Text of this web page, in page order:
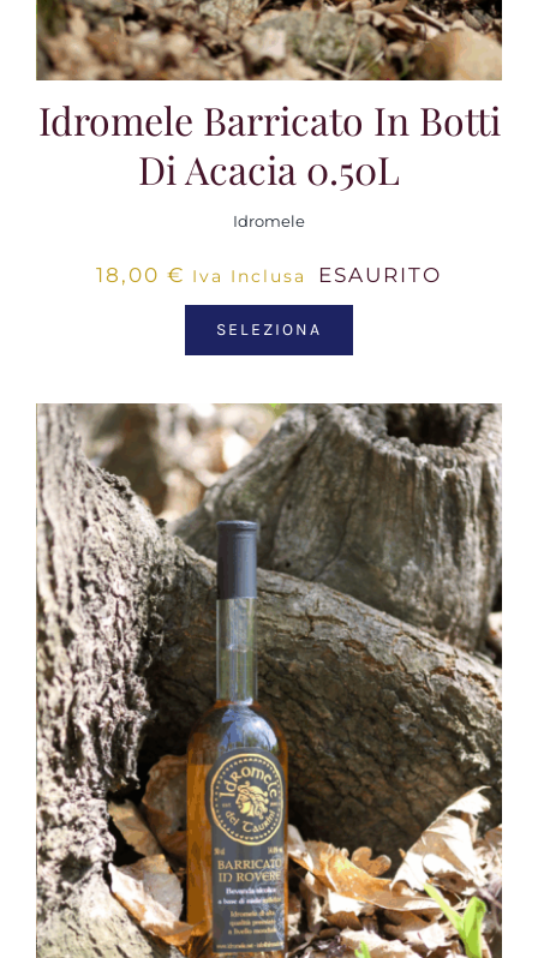
Idromele Barricato In Botti
Di Acacia 0.50L
Idromele
18,00 € Iva Inclusa ESAURITO
SELEZIONA